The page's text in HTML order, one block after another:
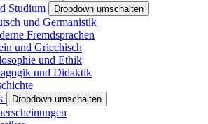
Studium Dropdown umschalten
und Germanistik
Fremdsprachen
und Griechisch
und Ethik
und Didaktik
Dropdown umschalten